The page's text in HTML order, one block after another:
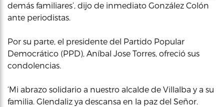
demás familiares’, dijo de inmediato González Colón
ante periodistas.
Por su parte, el presidente del Partido Popular
Democrático (PPD), Aníbal Jose Torres, ofreció sus
condolencias.
‘Mi abrazo solidario a nuestro alcalde de Villalba y a su
familia. Glendaliz ya descansa en la paz del Señor.